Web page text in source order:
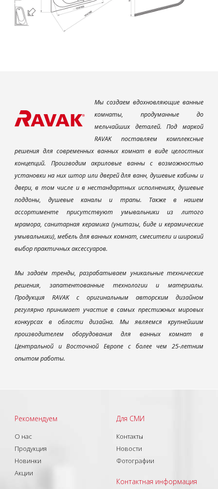
Мы создаем вдохновляющие ванные
комнаты, продуманные до
мельчайших деталей. Под маркой
RAVAK поставляем комплексные
решения для современных ванных комнат в виде целостных
концепций. Производим акриловые ванны с возможностью
установки на них штор или дверей для ванн, душевые кабины и
двери, в том числе и в нестандартных исполнениях, душевые
поддоны, душевые каналы и трапы. Также в нашем
ассортименте присутствуют умывальники из литого
мрамора, санитарная керамика (унитазы, биде и керамические
умывальники), мебель для ванных комнат, смесители и широкий
выбор практичных аксессуаров.
Мы задаём тренды, разрабатываем уникальные технические
решения, запатентованные технологии и материалы.
Продукция RAVAK с оригинальным авторским дизайном
регулярно принимает участие в самых престижных мировых
конкурсах в области дизайна. Мы являемся крупнейшим
производителем оборудования для ванных комнат в
Центральной и Восточной Европе с более чем 25-летним
опытом работы.
Рекомендуем
О нас
Продукция
Новинки
Акции
Для СМИ
Контакты
Новости
Фотографии
Контактная информация